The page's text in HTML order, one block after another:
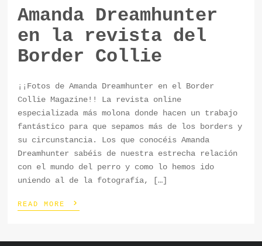
Amanda Dreamhunter
en la revista del
Border Collie
¡¡Fotos de Amanda Dreamhunter en el Border
Collie Magazine!! La revista online
especializada más molona donde hacen un trabajo
fantástico para que sepamos más de los borders y
su circunstancia. Los que conocéis Amanda
Dreamhunter sabéis de nuestra estrecha relación
con el mundo del perro y como lo hemos ido
uniendo al de la fotografía, […]
READ MORE ›